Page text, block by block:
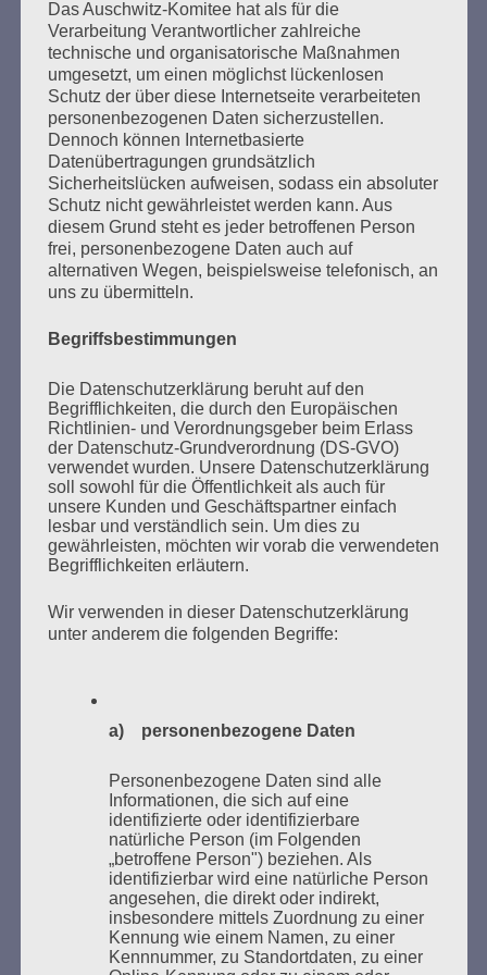
Der 8. Mai muss ein Feiertag werden. Arbeiten wir
daran!
Esther Bejarano - 3. Mai 2021
SUCHEN
NACH:
MARATHONLESUNG AUS DEN
VERBRANNTEN BÜCHERN
Zum 26. Mal gibt es eine Marathonlesung anlässlich
des Gedenkens an die Verbrennung von Büchern am
Kaifu-Ufer – genau an dem Ort, wo im Mai 1933 NS-
Studentenorganisationen und Burschenschaftler
Bücher verbrannten.
Weitere Informationen:lesezeichen-setzen.de
Das Auschwitz-Komitee hat als für die
Verarbeitung Verantwortlicher zahlreiche
technische und organisatorische Maßnahmen
umgesetzt, um einen möglichst lückenlosen
Schutz der über diese Internetseite verarbeiteten
personenbezogenen Daten sicherzustellen.
Dennoch können Internetbasierte
Datenübertragungen grundsätzlich
Sicherheitslücken aufweisen, sodass ein absoluter
Schutz nicht gewährleistet werden kann. Aus
diesem Grund steht es jeder betroffenen Person
frei, personenbezogene Daten auch auf
alternativen Wegen, beispielsweise telefonisch, an
uns zu übermitteln.
Begriffsbestimmungen
Die Datenschutzerklärung beruht auf den
Begrifflichkeiten, die durch den Europäischen
Richtlinien- und Verordnungsgeber beim Erlass
der Datenschutz-Grundverordnung (DS-GVO)
verwendet wurden. Unsere Datenschutzerklärung
soll sowohl für die Öffentlichkeit als auch für
unsere Kunden und Geschäftspartner einfach
lesbar und verständlich sein. Um dies zu
gewährleisten, möchten wir vorab die verwendeten
Begrifflichkeiten erläutern.
Wir verwenden in dieser Datenschutzerklärung
unter anderem die folgenden Begriffe:
a) personenbezogene Daten
Personenbezogene Daten sind alle
Informationen, die sich auf eine
identifizierte oder identifizierbare
natürliche Person (im Folgenden
„betroffene Person") beziehen. Als
identifizierbar wird eine natürliche Person
angesehen, die direkt oder indirekt,
insbesondere mittels Zuordnung zu einer
Kennung wie einem Namen, zu einer
Kennnummer, zu Standortdaten, zu einer